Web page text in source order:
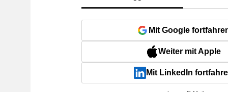
Mit Google
Weiter mit Apple
Mit LinkedIn